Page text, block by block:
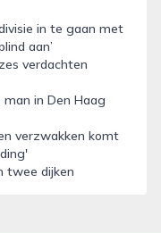
in te gaan met
aan’
verdachten
in Den Haag
verzwakken komt
twee dijken